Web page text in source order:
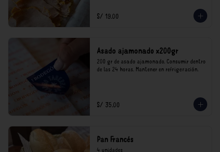
incluyen impuestos de ley y recargo al
consumo.
S/ 19.00
Asado ajamonado x200gr
200 gr de asado ajamonado. Consumir dentro
de las 24 horas. Mantener en refrigeración.
S/ 35.00
Pan Francés
4 unidades